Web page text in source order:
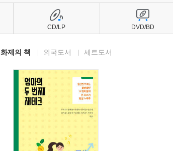
화제의 책 외국도서 세트도서
CD/LP DVD/BD